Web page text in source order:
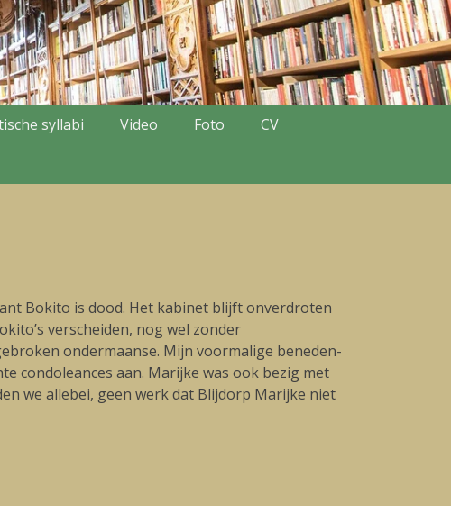
syllabi Video Foto
CV
Bokito is dood. Het kabinet blijft onverdroten
verscheiden, nog wel zonder
ondermaanse. Mijn voormalige beneden-
condoleances aan. Marijke was ook bezig met
we allebei, geen werk dat Blijdorp Marijke niet